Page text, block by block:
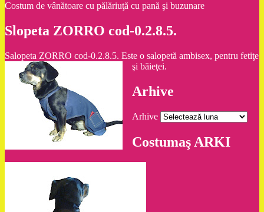
Costum de vânătoare cu pălăriuţă cu pană şi buzunare
Slopeta ZORRO cod-0.2.8.5.
Salopeta ZORRO cod-0.2.8.5. Este o salopetă ambisex, pentru fetiţe
şi băieţei.
Arhive
Arhive
Costumaş ARKI